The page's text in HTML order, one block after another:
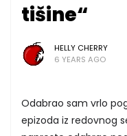
tišine“
HELLY CHERRY
6 YEARS AGO
Odabrao sam vrlo
epizoda iz redovnog